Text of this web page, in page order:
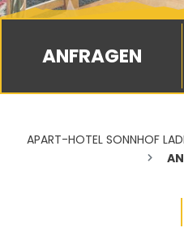
APART-HOTEL SONNHOF